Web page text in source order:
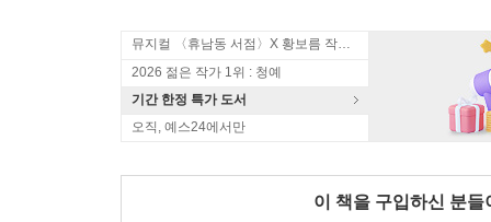
뮤지컬 〈휴남동 서점〉X 황보름 작가 북토크
2026 젊은 작가 1위 : 청예
기간 한정 특가 도서
오직, 예스24에서만
이 책을 구입하신 분